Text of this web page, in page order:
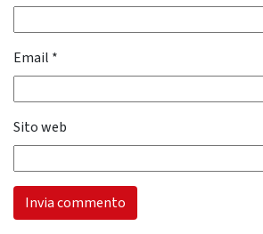
Email *
Sito web